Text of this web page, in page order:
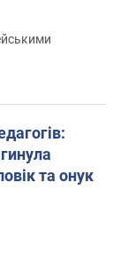
та онук